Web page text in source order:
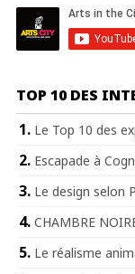
TOP 10 DES
Le Top 10 des
Escapade à
Le design selon
CHAMBRE
Le réalisme